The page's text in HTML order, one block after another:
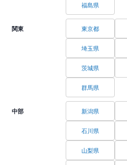
福島県
関東 東京都
埼玉県
茨城県
群馬県
中部 新潟県
石川県
山梨県